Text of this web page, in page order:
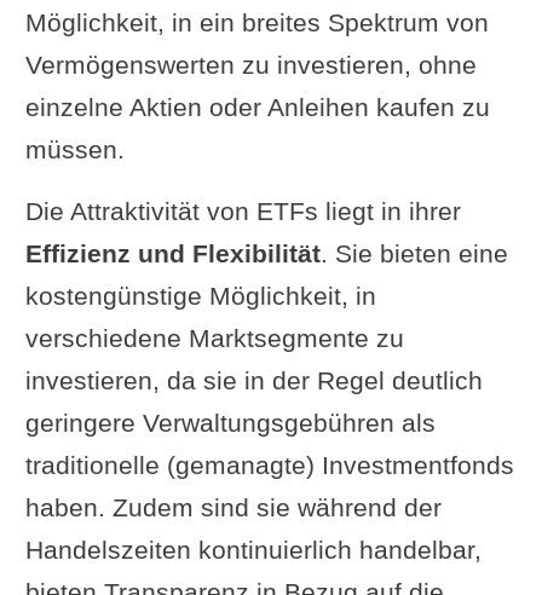
Möglichkeit, in ein breites Spektrum von
Vermögenswerten zu investieren, ohne
einzelne Aktien oder Anleihen kaufen zu
müssen.
Die Attraktivität von ETFs liegt in ihrer
Effizienz und Flexibilität. Sie bieten eine
kostengünstige Möglichkeit, in
verschiedene Marktsegmente zu
investieren, da sie in der Regel deutlich
geringere Verwaltungsgebühren als
traditionelle (gemanagte) Investmentfonds
haben. Zudem sind sie während der
Handelszeiten kontinuierlich handelbar,